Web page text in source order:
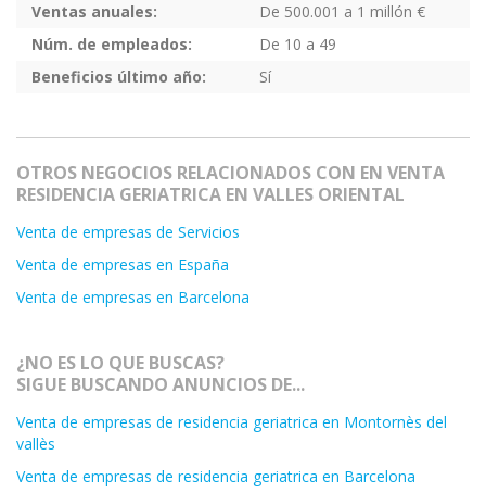
Ventas anuales:
De 500.001 a 1 millón €
Núm. de empleados:
De 10 a 49
Beneficios último año:
Sí
OTROS NEGOCIOS RELACIONADOS CON EN VENTA
RESIDENCIA GERIATRICA EN VALLES ORIENTAL
Venta de empresas de Servicios
Venta de empresas en España
Venta de empresas en Barcelona
¿NO ES LO QUE BUSCAS?
SIGUE BUSCANDO ANUNCIOS DE...
Venta de empresas de residencia geriatrica en Montornès del
vallès
Venta de empresas de residencia geriatrica en Barcelona